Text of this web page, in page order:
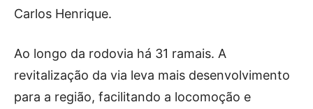
Carlos Henrique.
Ao longo da rodovia há 31 ramais. A
revitalização da via leva mais desenvolvimento
para a região, facilitando a locomoção e